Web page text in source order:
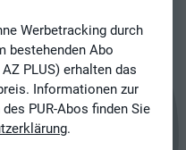
Werbetracking durch
bestehenden Abo
PLUS) erhalten das
Informationen zur
PUR-Abos finden Sie
.